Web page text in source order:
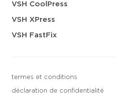
VSH CoolPress
VSH XPress
VSH FastFix
termes et conditions
déclaration de confidentialité